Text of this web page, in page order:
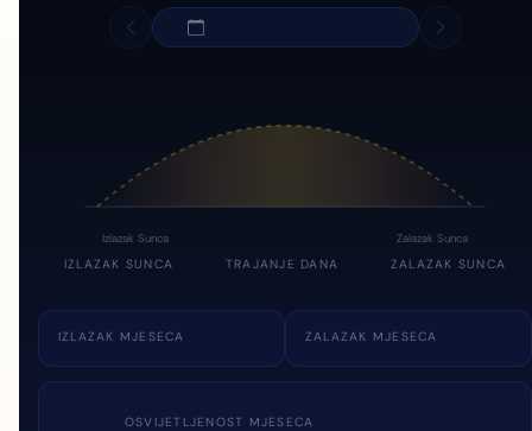
Izlazak Sunca Zalazak Sunca
IZLAZAK SUNCA TRAJANJE DANA ZALAZAK SUNCA
IZLAZAK MJESECA ZALAZAK MJESECA
OSVIJETLJENOST MJESECA